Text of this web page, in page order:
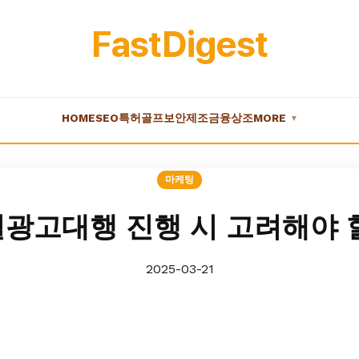
FastDigest
HOMESEO특허 골프보안제조금융상조MORE ▼
마케팅
고대행 진행 시 고려해야
2025-03-21